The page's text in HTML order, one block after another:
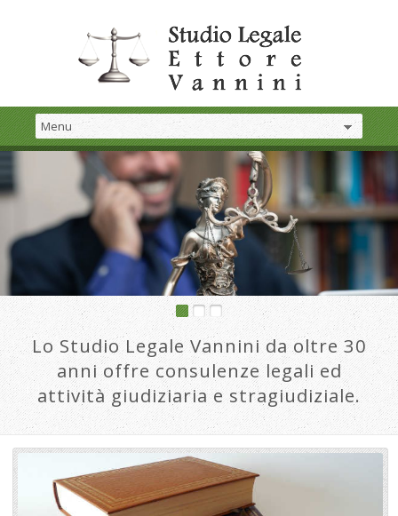
Lo Studio Legale Vannini da oltre 30
anni offre consulenze legali ed
attività giudiziaria e stragiudiziale.